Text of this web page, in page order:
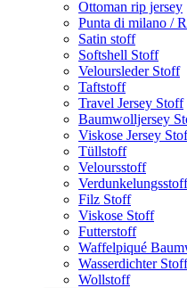
Ottoman rip jersey
Punta di milano /
Satin stoff
Softshell Stoff
Veloursleder Stoff
Taftstoff
Travel Jersey Stoff
Baumwolljersey
Viskose Jersey
Tüllstoff
Veloursstoff
Filz Stoff
Viskose Stoff
Futterstoff
Waffelpiqué
Wasserdichter Stoff
Wollstoff